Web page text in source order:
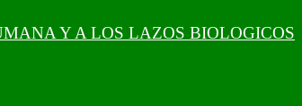
Y A LOS LAZOS BIOLOGICOS